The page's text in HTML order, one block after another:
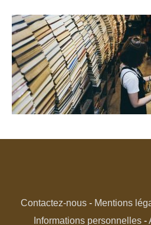
Contactez-nous- Mentions
Informations personnelles -